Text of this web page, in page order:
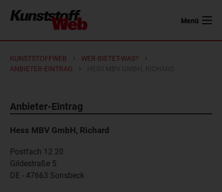
Menü
KUNSTSTOFFWEB
WER-BIETET-WAS?
ANBIETER-EINTRAG
Anbieter-Eintrag
Hess MBV GmbH, Richard
Postfach 12 20
Gildestraße 5
DE - 47663 Sonsbeck